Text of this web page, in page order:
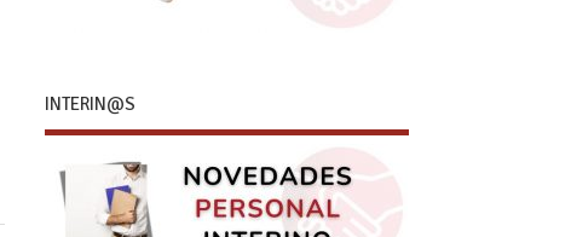
INTERIN@S